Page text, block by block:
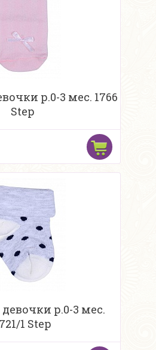
р.0-3 мес. 1766
Step
р.0-3 мес.
1 Step